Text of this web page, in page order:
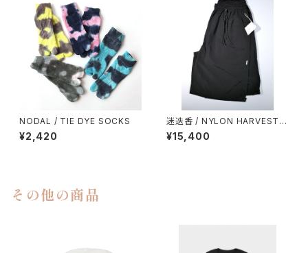
NODAL / TIE DYE SOCKS
¥2,420
迷迭香 / NYLON HARVEST L
OOSE SHORTS（2026）
¥15,400
その他の商品